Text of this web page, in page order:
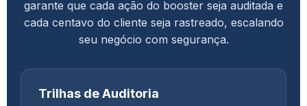
garante que cada ação do booster seja auditada e
cada centavo do cliente seja rastreado, escalando
seu negócio com segurança.
Trilhas de Auditoria